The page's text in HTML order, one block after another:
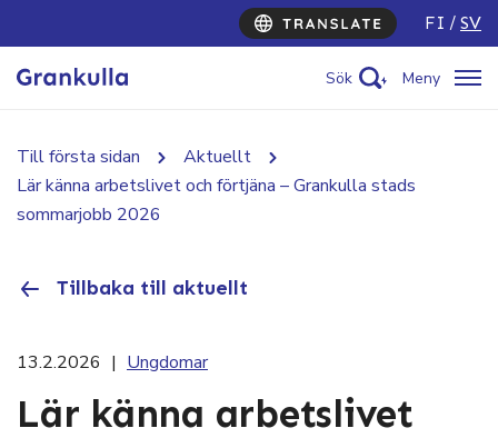
FI SV
Sök Meny
Till första sidan
Aktuellt
Lär känna arbetslivet och förtjäna – Grankulla stads
sommarjobb 2026
Tillbaka till aktuellt
13.2.2026 | Ungdomar
Lär känna arbetslivet